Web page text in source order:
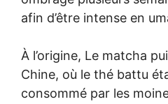
afin d’être intense en
À l’origine, Le matcha
Chine, où le thé battu
consommé par les